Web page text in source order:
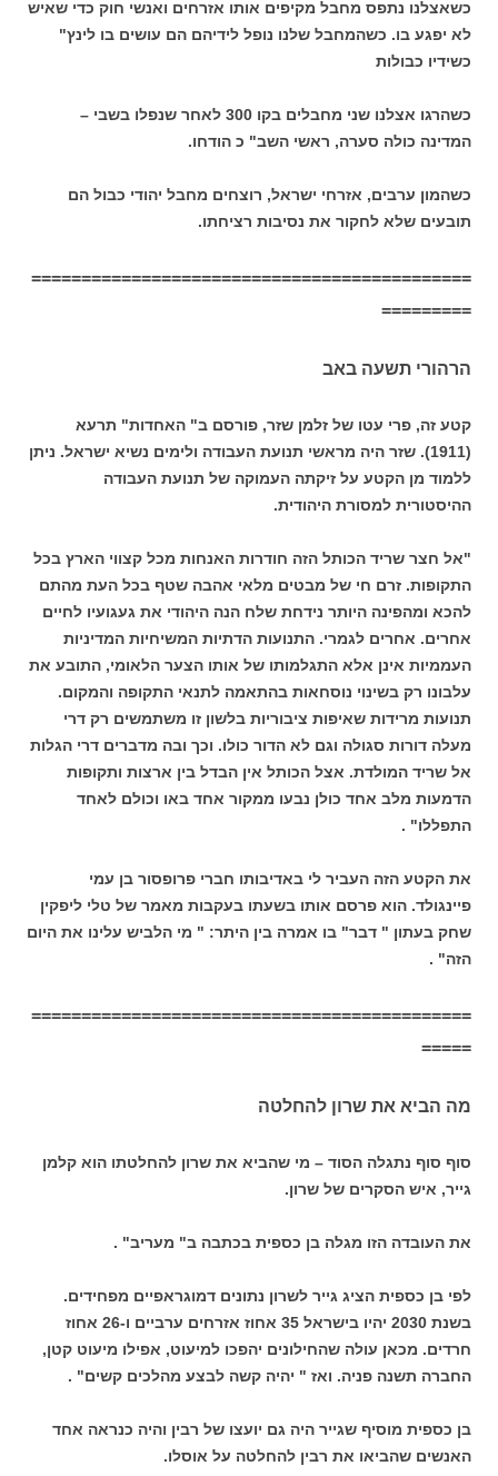
כשאצלנו נתפס מחבל מקיפים אותו אזרחים ואנשי חוק כדי שאיש
לא יפגע בו. כשהמחבל שלנו נופל לידיהם הם עושים בו לינץ"
כשידיו כבולות
כשהרגו אצלנו שני מחבלים בקו 300 לאחר שנפלו בשבי –
המדינה כולה סערה, ראשי השב" כ הודחו.
כשהמון ערבים, אזרחי ישראל, רוצחים מחבל יהודי כבול הם
תובעים שלא לחקור את נסיבות רציחתו.
============================================
=========
הרהורי תשעה באב
קטע זה, פרי עטו של זלמן שזר, פורסם ב" האחדות" תרעא
(1911). שזר היה מראשי תנועת העבודה ולימים נשיא ישראל. ניתן
ללמוד מן הקטע על זיקתה העמוקה של תנועת העבודה
ההיסטורית למסורת היהודית.
"אל חצר שריד הכותל הזה חודרות האנחות מכל קצווי הארץ בכל
התקופות. זרם חי של מבטים מלאי אהבה שטף בכל העת מהתם
להכא ומהפינה היותר נידחת שלח הנה היהודי את געגועיו לחיים
אחרים. אחרים לגמרי. התנועות הדתיות המשיחיות המדיניות
העממיות אינן אלא התגלמותו של אותו הצער הלאומי, התובע את
עלבונו רק בשינוי נוסחאות בהתאמה לתנאי התקופה והמקום.
תנועות מרידות שאיפות ציבוריות בלשון זו משתמשים רק דרי
מעלה דורות סגולה וגם לא הדור כולו. וכך ובה מדברים דרי הגלות
אל שריד המולדת. אצל הכותל אין הבדל בין ארצות ותקופות
הדמעות מלב אחד כולן נבעו ממקור אחד באו וכולם לאחד
התפללו" .
את הקטע הזה העביר לי באדיבותו חברי פרופסור בן עמי
פיינגולד. הוא פרסם אותו בשעתו בעקבות מאמר של טלי ליפקין
שחק בעתון " דבר" בו אמרה בין היתר: " מי הלביש עלינו את היום
הזה" .
============================================
=====
מה הביא את שרון להחלטה
סוף סוף נתגלה הסוד – מי שהביא את שרון להחלטתו הוא קלמן
גייר, איש הסקרים של שרון.
את העובדה הזו מגלה בן כספית בכתבה ב" מעריב" .
לפי בן כספית הציג גייר לשרון נתונים דמוגראפיים מפחידים.
בשנת 2030 יהיו בישראל 35 אחוז אזרחים ערביים ו-26 אחוז
חרדים. מכאן עולה שהחילונים יהפכו למיעוט, אפילו מיעוט קטן,
החברה תשנה פניה. ואז " יהיה קשה לבצע מהלכים קשים" .
בן כספית מוסיף שגייר היה גם יועצו של רבין והיה כנראה אחד
האנשים שהביאו את רבין להחלטה על אוסלו.